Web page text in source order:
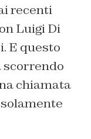
recenti
Luigi Di
E questo
scorrendo
chiamata